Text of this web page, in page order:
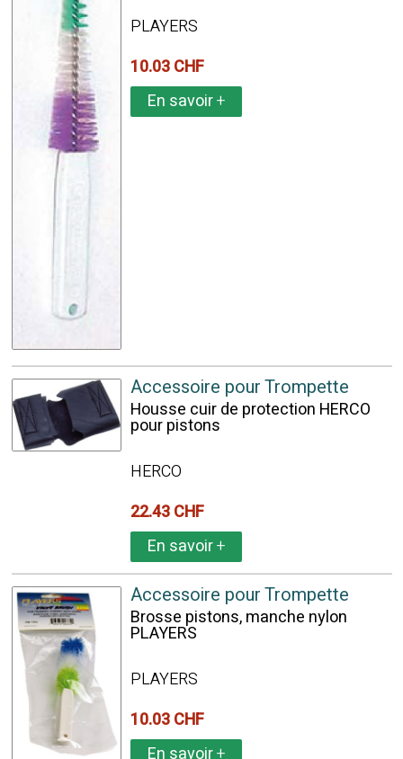
PLAYERS
10.03 CHF
En savoir+
Accessoire pour Trompette
Housse cuir de protection HERCO
pour pistons
HERCO
22.43 CHF
En savoir+
Accessoire pour Trompette
Brosse pistons, manche nylon
PLAYERS
PLAYERS
10.03 CHF
En savoir+